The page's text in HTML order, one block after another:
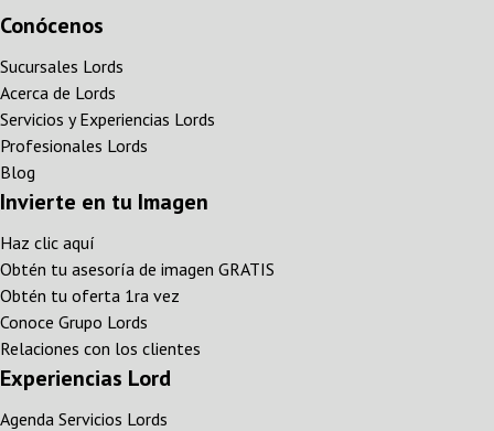
Conócenos
Sucursales Lords
Acerca de Lords
Servicios y Experiencias Lords
Profesionales Lords
Blog
Invierte en tu Imagen
Haz clic aquí
Obtén tu asesoría de imagen GRATIS
Obtén tu oferta 1ra vez
Conoce Grupo Lords
Relaciones con los clientes
Experiencias Lord
Agenda Servicios Lords